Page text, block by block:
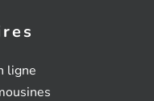
ligne